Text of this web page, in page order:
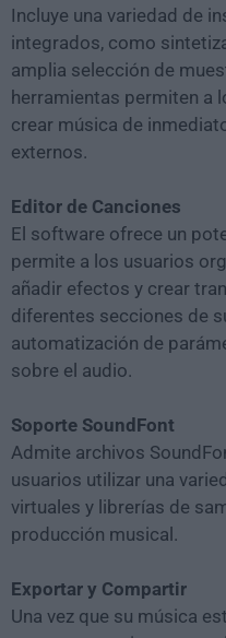
Incluye una variedad de
integrados, como
amplia selección de
herramientas permiten a
crear música de
externos.
Editor de Canciones
El software ofrece un
permite a los usuarios
añadir efectos y crear
diferentes secciones de
automatización de
sobre el audio.
Soporte SoundFont
Admite archivos
usuarios utilizar una
virtuales y librerías de
producción musical.
Exportar y Compartir
Una vez que su música